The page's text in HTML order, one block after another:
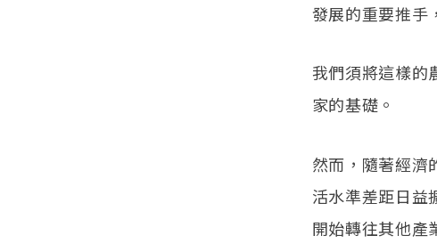
發展的重要推手
我們須將這樣的
家的基礎。
然而，隨著經濟
活水準差距日益
開始轉往其他產